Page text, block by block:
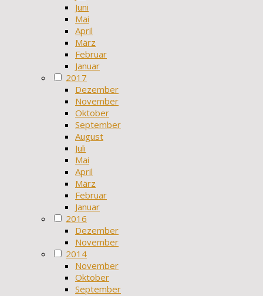
Juni
Mai
April
März
Februar
Januar
2017
Dezember
November
Oktober
September
August
Juli
Mai
April
März
Februar
Januar
2016
Dezember
November
2014
November
Oktober
September